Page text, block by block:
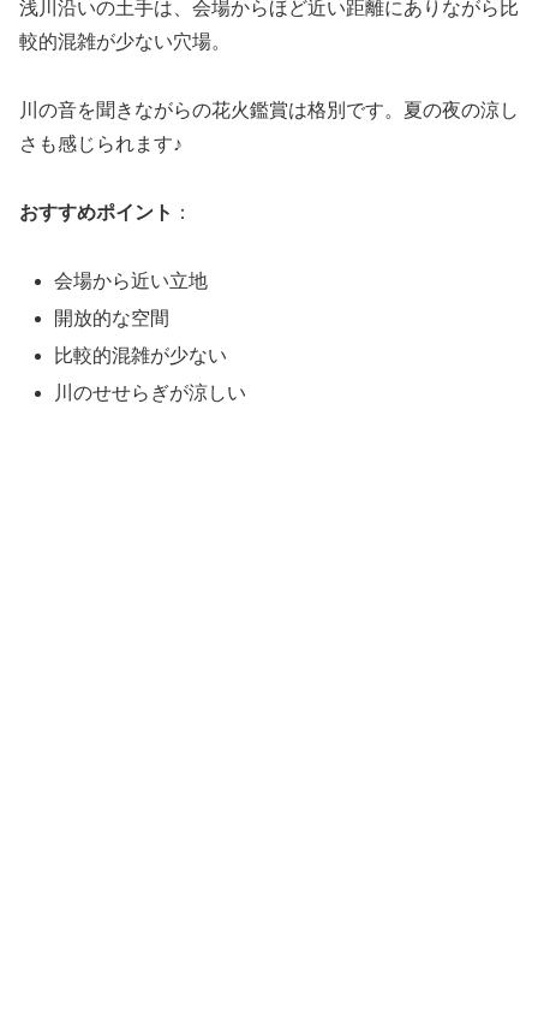
浅川沿いの土手は、会場からほど近い距離にありながら比
較的混雑が少ない穴場。
川の音を聞きながらの花火鑑賞は格別です。夏の夜の涼し
さも感じられます♪
おすすめポイント ：
会場から近い立地
開放的な空間
比較的混雑が少ない
川のせせらぎが涼しい